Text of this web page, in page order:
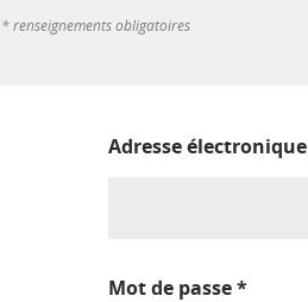
* renseignements obligatoires
Adresse électronique
Mot de passe*